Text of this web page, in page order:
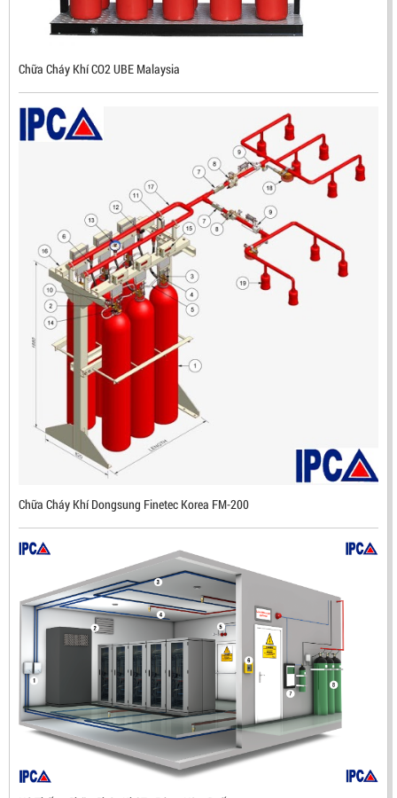
ĐẦU BÁO LỬA CHỐNG NỔ IR3- DX500 (MEKASENTRON
KOREA)
LIÊN HỆ
Mã sản phẩm: DX500
Chữa Cháy Khí CO2 UBE Malaysia
Chữa Cháy Khí Dongsung Finetec Korea FM-200